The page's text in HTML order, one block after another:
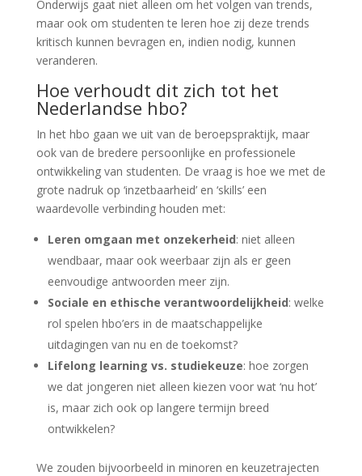
Onderwijs gaat niet alleen om het volgen van trends,
maar ook om studenten te leren hoe zij deze trends
kritisch kunnen bevragen en, indien nodig, kunnen
veranderen.
Hoe verhoudt dit zich tot het
Nederlandse hbo?
In het hbo gaan we uit van de beroepspraktijk, maar
ook van de bredere persoonlijke en professionele
ontwikkeling van studenten. De vraag is hoe we met de
grote nadruk op ‘inzetbaarheid’ en ‘skills’ een
waardevolle verbinding houden met:
Leren omgaan met onzekerheid: niet alleen
wendbaar, maar ook weerbaar zijn als er geen
eenvoudige antwoorden meer zijn.
Sociale en ethische verantwoordelijkheid: welke
rol spelen hbo’ers in de maatschappelijke
uitdagingen van nu en de toekomst?
Lifelong learning vs. studiekeuze: hoe zorgen
we dat jongeren niet alleen kiezen voor wat ‘nu hot’
is, maar zich ook op langere termijn breed
ontwikkelen?
We zouden bijvoorbeeld in minoren en keuzetrajecten